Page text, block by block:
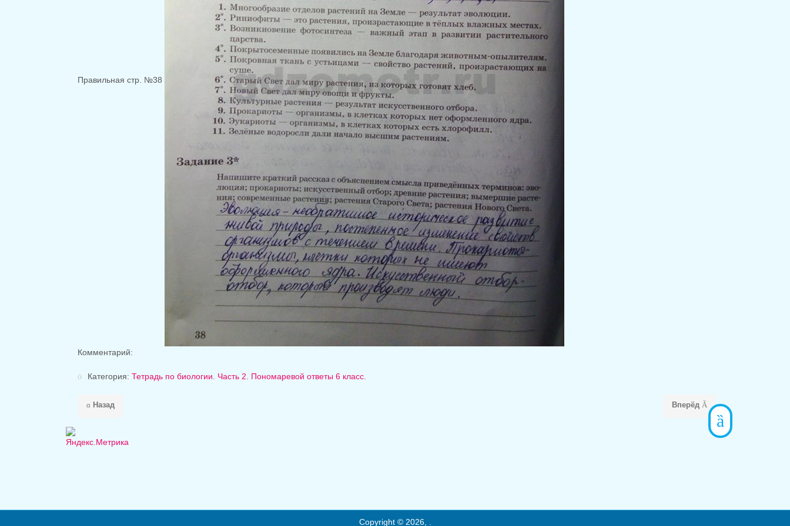
Правильная стр. №38
Комментарий:
Категория: Тетрадь по биологии. Часть 2. Пономаревой ответы 6 класс.
Назад Вперёд
Copyright © 2026, .